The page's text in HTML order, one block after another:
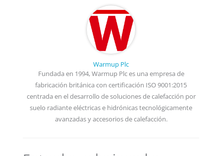
Warmup Plc
Fundada en 1994, Warmup Plc es una empresa de
fabricación británica con certificación ISO 9001:2015
centrada en el desarrollo de soluciones de calefacción por
suelo radiante eléctricas e hidrónicas tecnológicamente
avanzadas y accesorios de calefacción.